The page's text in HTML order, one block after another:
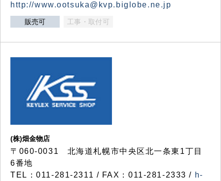
http://www.ootsuka@kvp.biglobe.ne.jp
販売可 工事・取付可
(株)畑金物店
〒060-0031 北海道札幌市中央区北一条東1丁目
6番地
TEL：011-281-2311 / FAX：011-281-2333 / h-